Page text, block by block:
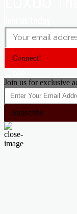
Connect!
Join us for exclusive
Subscribe